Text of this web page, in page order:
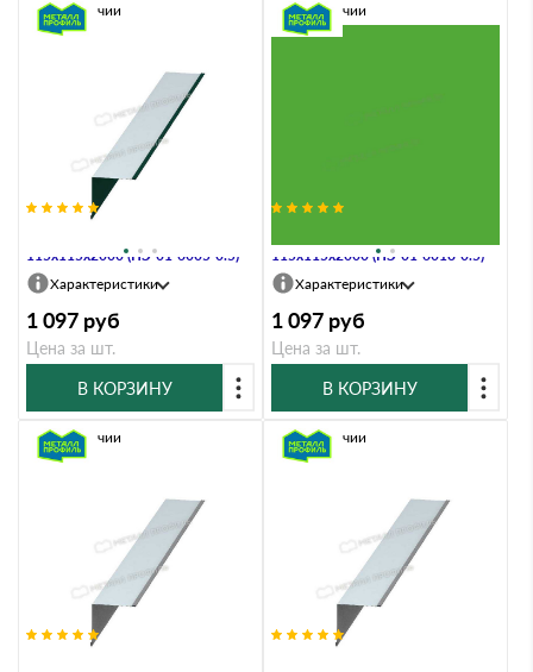
115х115х2000 (ПЭ-01-6005-0.5)
В наличии
Характеристики
1 097 руб
Цена за шт.
В КОРЗИНУ
115х115х2000 (ПЭ-01-6018-0.5)
В наличии
Характеристики
1 097 руб
Цена за шт.
В КОРЗИНУ
В наличии В наличии